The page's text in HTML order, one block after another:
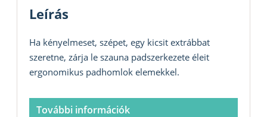
Leírás
Ha kényelmeset, szépet, egy kicsit extrábbat
szeretne, zárja le szauna padszerkezete éleit
ergonomikus padhomlok elemekkel.
További információk